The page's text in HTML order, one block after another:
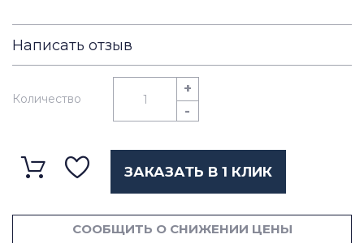
Написать отзыв
Количество
+
-
ЗАКАЗАТЬ В 1 КЛИК
СООБЩИТЬ О СНИЖЕНИИ ЦЕНЫ